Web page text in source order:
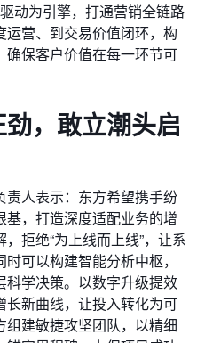
动为引擎，打通营销全链路
营、到交易价值闭环，构
确保客户价值在每一环节可
， 敢立潮头启
责人表示：东方希望携手纷
，打造深度适配业务的增
拒绝“为上线而上线”，让系
可以构建智能分析中枢，
学决策。以数字升级提效
长新曲线，让投入转化为可
建敏捷攻坚团队，以精细